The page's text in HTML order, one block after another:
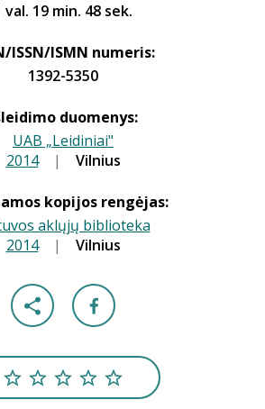
val. 19 min. 48 sek.
ISSN/ISMN numeris:
1392-5350
duomenys:
UAB „Leidiniai"
2014 | Vilnius
kopijos rengėjas:
aklųjų biblioteka
2014 | Vilnius